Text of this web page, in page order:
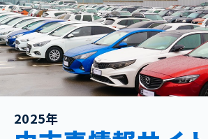
2025年